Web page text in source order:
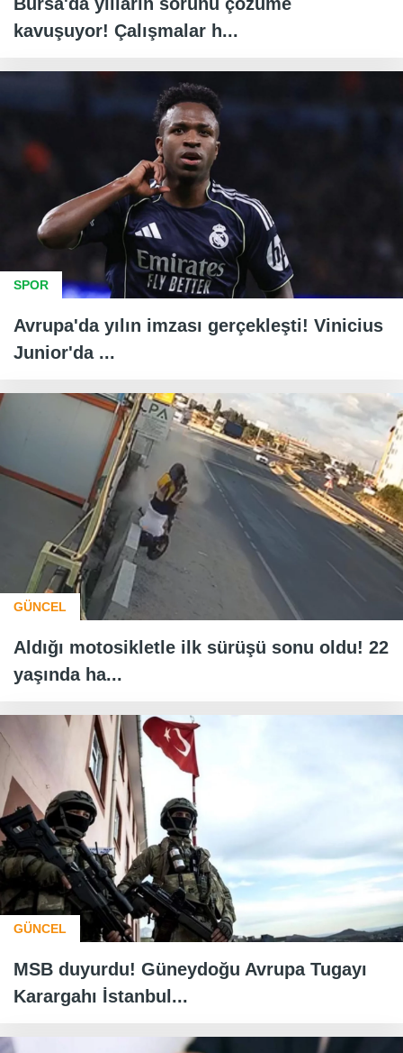
Bursa'da yılların sorunu çözüme
kavuşuyor! Çalışmalar h...
SPOR
Avrupa'da yılın imzası gerçekleşti! Vinicius
Junior'da ...
GÜNCEL
Aldığı motosikletle ilk sürüşü sonu oldu! 22
yaşında ha...
GÜNCEL
MSB duyurdu! Güneydoğu Avrupa Tugayı
Karargahı İstanbul...